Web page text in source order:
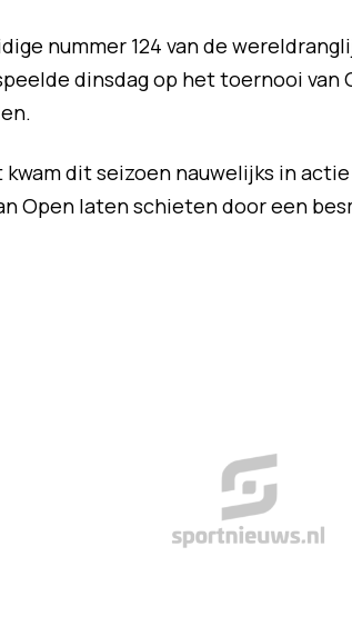
nummer 124 van de
dinsdag op het toernooi van
kwam dit seizoen nauwelijks in
Open laten schieten door een